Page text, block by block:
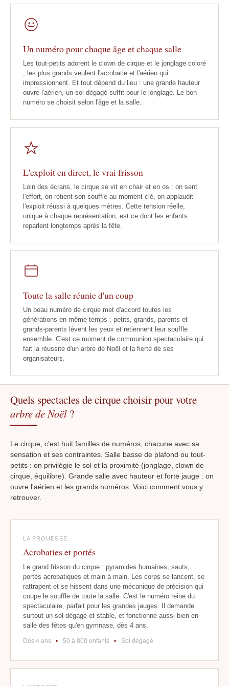
Un numéro pour chaque âge et chaque salle
Les tout-petits adorent le clown de cirque et le jonglage coloré
; les plus grands veulent l'acrobatie et l'aérien qui
impressionnent. Et tout dépend du lieu : une grande hauteur
ouvre l'aérien, un sol dégagé suffit pour le jonglage. Le bon
numéro se choisit selon l'âge et la salle.
L'exploit en direct, le vrai frisson
Loin des écrans, le cirque se vit en chair et en os : on sent
l'effort, on retient son souffle au moment clé, on applaudit
l'exploit réussi à quelques mètres. Cette tension réelle,
unique à chaque représentation, est ce dont les enfants
reparlent longtemps après la fête.
Toute la salle réunie d'un coup
Un beau numéro de cirque met d'accord toutes les
générations en même temps : petits, grands, parents et
grands-parents lèvent les yeux et retiennent leur souffle
ensemble. C'est ce moment de communion spectaculaire qui
fait la réussite d'un arbre de Noël et la fierté de ses
organisateurs.
Quels spectacles de cirque choisir pour votre
arbre de Noël ?
Le cirque, c'est huit familles de numéros, chacune avec sa
sensation et ses contraintes. Salle basse de plafond ou tout-
petits : on privilégie le sol et la proximité (jonglage, clown de
cirque, équilibre). Grande salle avec hauteur et forte jauge : on
ouvre l'aérien et les grands numéros. Voici comment vous y
retrouver.
LA PROUESSE
Acrobaties et portés
Le grand frisson du cirque : pyramides humaines, sauts,
portés acrobatiques et main à main. Les corps se lancent, se
rattrapent et se hissent dans une mécanique de précision qui
coupe le souffle de toute la salle. C'est le numéro reine du
spectaculaire, parfait pour les grandes jauges. Il demande
surtout un sol dégagé et stable, et fonctionne aussi bien en
salle des fêtes qu'en gymnase, dès 4 ans.
Dès 4 ans • 50 à 800 enfants • Sol dégagé